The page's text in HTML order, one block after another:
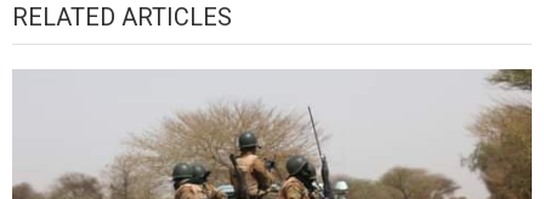
RELATED ARTICLES